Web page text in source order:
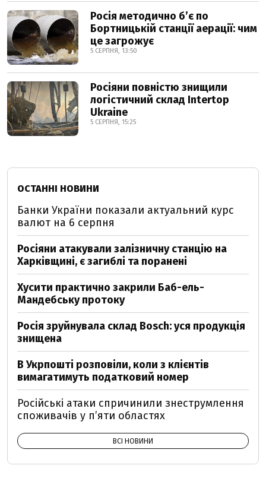
Росія методично б’є по
Бортницькій станції аерації: чим
це загрожує
5 СЕРПНЯ, 13:50
Росіяни повністю знищили
логістичний склад Intertop
Ukraine
5 СЕРПНЯ, 15:25
ОСТАННІ НОВИНИ
Банки України показали актуальний курс
валют на 6 серпня
Росіяни атакували залізничну станцію на
Харківщині, є загиблі та поранені
Хусити практично закрили Баб-ель-
Мандебську протоку
Росія зруйнувала склад Bosch: уся продукція
знищена
В Укрпошті розповіли, коли з клієнтів
вимагатимуть податковий номер
Російські атаки спричинили знеструмлення
споживачів у п’яти областях
ВСІ НОВИНИ